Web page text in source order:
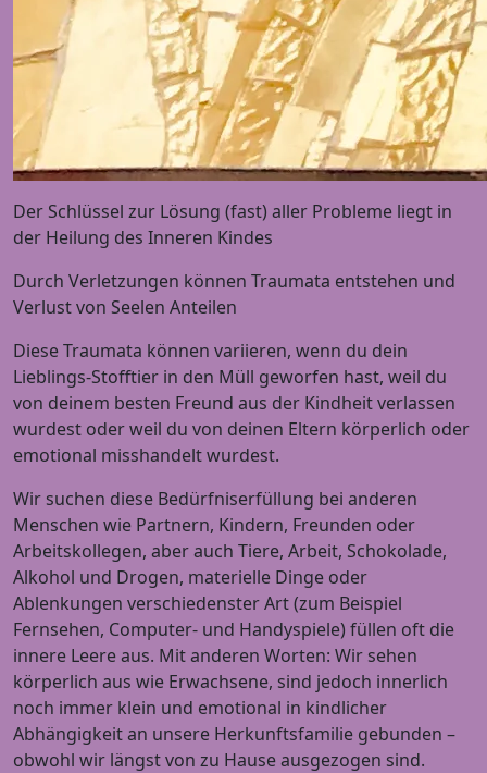
Der Schlüssel zur Lösung (fast) aller Probleme liegt in
der Heilung des Inneren Kindes
Durch Verletzungen können Traumata entstehen und
Verlust von Seelen Anteilen
Diese Traumata können variieren, wenn du dein
Lieblings-Stofftier in den Müll geworfen hast, weil du
von deinem besten Freund aus der Kindheit verlassen
wurdest oder weil du von deinen Eltern körperlich oder
emotional misshandelt wurdest.
Wir suchen diese Bedürfniserfüllung bei anderen
Menschen wie Partnern, Kindern, Freunden oder
Arbeitskollegen, aber auch Tiere, Arbeit, Schokolade,
Alkohol und Drogen, materielle Dinge oder
Ablenkungen verschiedenster Art (zum Beispiel
Fernsehen, Computer- und Handyspiele) füllen oft die
innere Leere aus. Mit anderen Worten: Wir sehen
körperlich aus wie Erwachsene, sind jedoch innerlich
noch immer klein und emotional in kindlicher
Abhängigkeit an unsere Herkunftsfamilie gebunden –
obwohl wir längst von zu Hause ausgezogen sind.